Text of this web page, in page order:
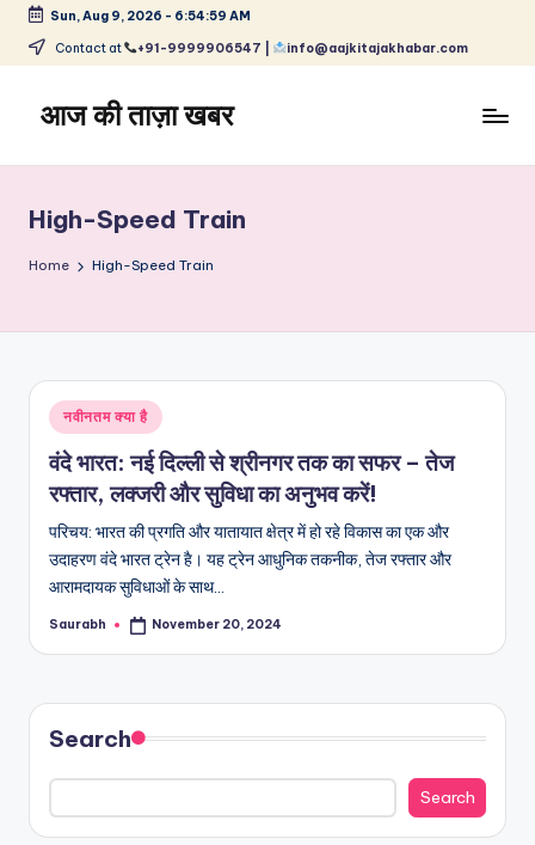
Skip
content
Sun, Aug 9, 2026 - 6:54:59 AM
Contact at +91-9999906547 | info@aajkitajakhabar.com
आज की ताज़ा खबर
ताज़ा
समाचार
–
और
विश्व
High-Speed Train
Home High-Speed Train
Posted
in
नवीनतम क्या है
वंदे भारत: नई दिल्ली से श्रीनगर तक का सफर – तेज
रफ्तार, लक्जरी और सुविधा का अनुभव करें!
परिचय: भारत की प्रगति और यातायात क्षेत्र में हो रहे विकास का एक और
उदाहरण वंदे भारत ट्रेन है। यह ट्रेन आधुनिक तकनीक, तेज रफ्तार और
आरामदायक सुविधाओं के साथ…
Posted
Saurabh November 20, 2024
Search
Search